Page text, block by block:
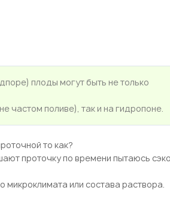
плоды могут быть не только
частом поливе), так и на гидропоне.
то как?
проточку по времени пытаюсь
микроклимата или состава раствора.